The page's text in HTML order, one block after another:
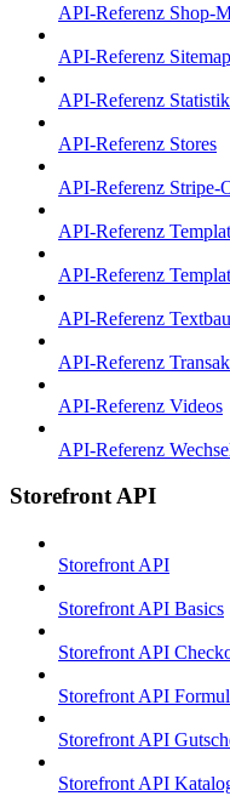
API-Referenz Shop-
API-Referenz
API-Referenz
API-Referenz Stores
API-Referenz Stripe-
API-Referenz
API-Referenz
API-Referenz
API-Referenz
API-Referenz Videos
API-Referenz
Storefront API
Storefront API
Storefront API Basics
Storefront API
Storefront API
Storefront API
Storefront API